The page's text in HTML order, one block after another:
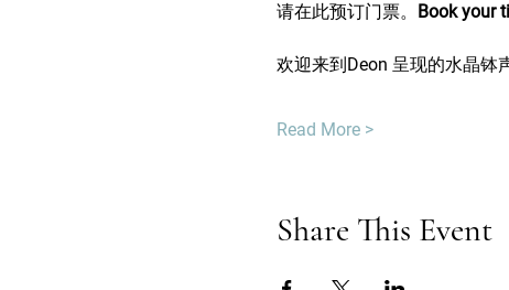
请在此预订门票。 Book your
欢迎来到Deon 呈现的水晶钵
Read More >
Share This Event